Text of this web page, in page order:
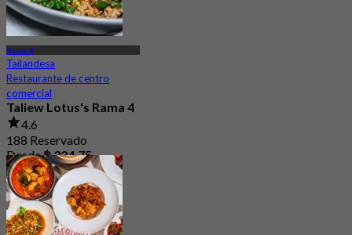
Rama 4
Tailandesa
Restaurante de centro
comercial
Taliew Lotus's Rama 4
4.6
188 Reservado
Desde฿ 224.75